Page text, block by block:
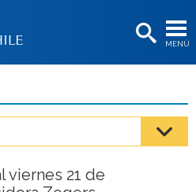
MENÚ
os
viernes 21 de